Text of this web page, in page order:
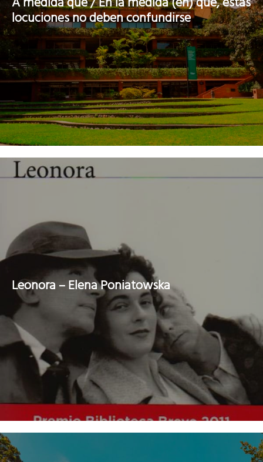
locuciones no deben confundirse
Leonora – Elena Poniatowska